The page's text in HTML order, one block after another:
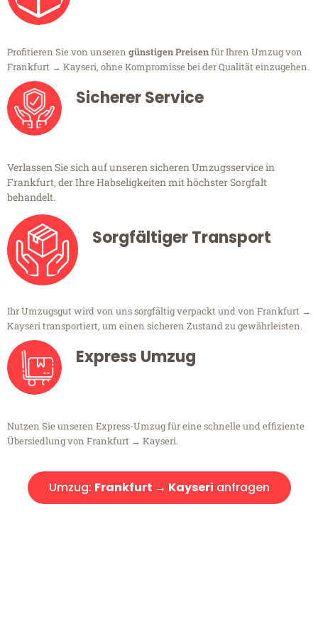
Profitieren Sie von unseren günstigen Preisenfür Ihren Umzug von
Frankfurt → Kayseri, ohne Kompromisse bei der Qualität einzugehen.
Sicherer Service
Verlassen Sie sich auf unseren sicheren Umzugsservice in
Frankfurt, der Ihre Habseligkeiten mit höchster Sorgfalt
behandelt.
Sorgfältiger Transport
Ihr Umzugsgut wird von uns sorgfältig verpackt und von Frankfurt →
Kayseri transportiert, um einen sicheren Zustand zu gewährleisten.
Express Umzug
Nutzen Sie unseren Express-Umzug für eine schnelle und effiziente
Übersiedlung von Frankfurt → Kayseri.
Umzug: Frankfurt → Kayseri anfragen